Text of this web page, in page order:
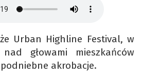
Urban Highline Festival, w
głowami mieszkańców
akrobacje.